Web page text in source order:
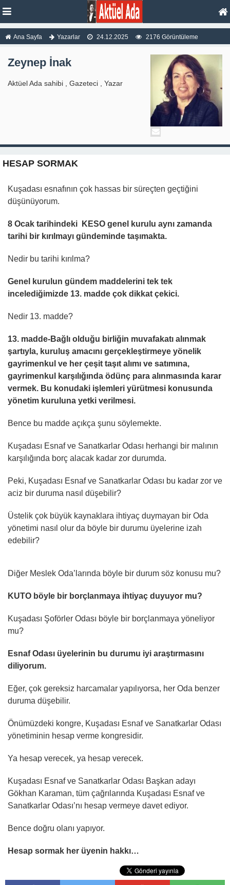
Ana Sayfa Yazarlar 24.12.2025 2176 Görüntüleme
Zeynep İnak
Aktüel Ada sahibi , Gazeteci , Yazar
HESAP SORMAK
Kuşadası esnafının çok hassas bir süreçten geçtiğini
düşünüyorum.
8 Ocak tarihindeki KESO genel kurulu aynı zamanda
tarihi bir kırılmayı gündeminde taşımakta.
Nedir bu tarihi kırılma?
Genel kurulun gündem maddelerini tek tek
incelediğimizde 13. madde çok dikkat çekici.
Nedir 13. madde?
13. madde-Bağlı olduğu birliğin muvafakatı alınmak
şartıyla, kuruluş amacını gerçekleştirmeye yönelik
gayrimenkul ve her çeşit taşıt alımı ve satımına,
gayrimenkul karşılığında ödünç para alınmasında karar
vermek. Bu konudaki işlemleri yürütmesi konusunda
yönetim kuruluna yetki verilmesi.
Bence bu madde açıkça şunu söylemekte.
Kuşadası Esnaf ve Sanatkarlar Odası herhangi bir malının
karşılığında borç alacak kadar zor durumda.
Peki, Kuşadası Esnaf ve Sanatkarlar Odası bu kadar zor ve
aciz bir duruma nasıl düşebilir?
Üstelik çok büyük kaynaklara ihtiyaç duymayan bir Oda
yönetimi nasıl olur da böyle bir durumu üyelerine izah
edebilir?
Diğer Meslek Oda’larında böyle bir durum söz konusu mu?
KUTO böyle bir borçlanmaya ihtiyaç duyuyor mu?
Kuşadası Şoförler Odası böyle bir borçlanmaya yöneliyor
mu?
Esnaf Odası üyelerinin bu durumu iyi araştırmasını
diliyorum.
Eğer, çok gereksiz harcamalar yapılıyorsa, her Oda benzer
duruma düşebilir.
Önümüzdeki kongre, Kuşadası Esnaf ve Sanatkarlar Odası
yönetiminin hesap verme kongresidir.
Ya hesap verecek, ya hesap verecek.
Kuşadası Esnaf ve Sanatkarlar Odası Başkan adayı
Gökhan Karaman, tüm çağrılarında Kuşadası Esnaf ve
Sanatkarlar Odası’nı hesap vermeye davet ediyor.
Bence doğru olanı yapıyor.
Hesap sormak her üyenin hakkı…